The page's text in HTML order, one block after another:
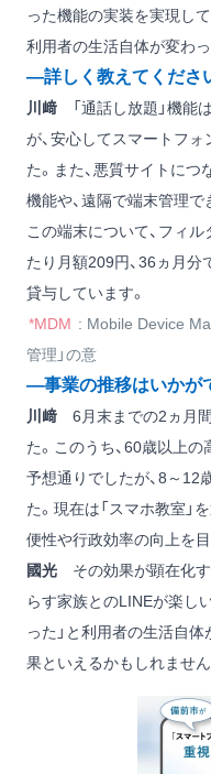
った機能の実装を実現し
利用者の生活自体が変わ
―詳しく教えてくださ
川﨑 「通話し放題」機能
が、安心してスマートフ
た。また、悪質サイトに
機能や、遠隔で端末管理で
この端末について、フィル
たり月額209円、36ヵ月分
貸与しています。
*MDM : Mobile Device
管理」の意
―事業の推移はいかが
川﨑 6月末までの2ヵ月
た。このうち、60歳以上
予想通りでしたが、8～12
た。現在は「スマホ教室」
便性や行政効率の向上を目
國光 その効果が顕在化す
らす家族とのLINEが楽し
った」と利用者の生活自
果といえるかもしれません